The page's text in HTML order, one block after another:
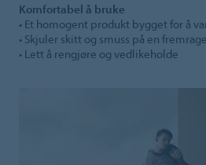
Komfortabel å bruke
• Et homogent produkt bygget for å
• Skjuler skitt og smuss på en
• Lett å rengjøre og vedlikeholde